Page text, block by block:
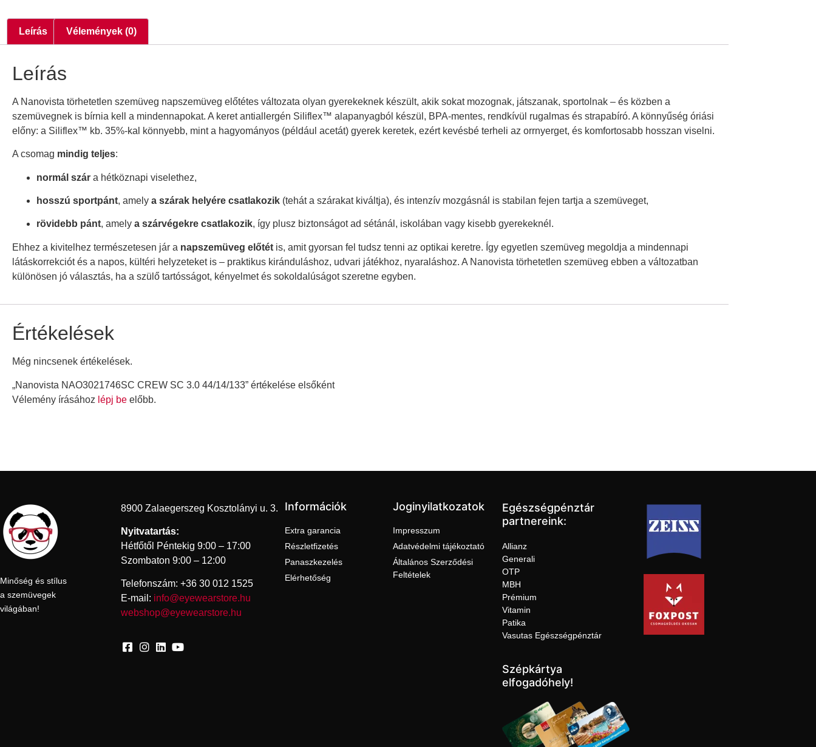
Leírás Vélemények (0)
Leírás
A Nanovista törhetetlen szemüveg napszemüveg előtétes változata olyan gyerekeknek készült, akik sokat mozognak, játszanak, sportolnak – és közben a
szemüvegnek is bírnia kell a mindennapokat. A keret antiallergén Siliflex™ alapanyagból készül, BPA-mentes, rendkívül rugalmas és strapabíró. A könnyűség óriási
előny: a Siliflex™ kb. 35%-kal könnyebb, mint a hagyományos (például acetát) gyerek keretek, ezért kevésbé terheli az orrnyerget, és komfortosabb hosszan viselni.
A csomag mindig teljes:
normál szár a hétköznapi viselethez,
hosszú sportpánt, amely a szárak helyére csatlakozik (tehát a szárakat kiváltja), és intenzív mozgásnál is stabilan fejen tartja a szemüveget,
rövidebb pánt, amely a szárvégekre csatlakozik, így plusz biztonságot ad sétánál, iskolában vagy kisebb gyerekeknél.
Ehhez a kivitelhez természetesen jár a napszemüveg előtét is, amit gyorsan fel tudsz tenni az optikai keretre. Így egyetlen szemüveg megoldja a mindennapi
látáskorrekciót és a napos, kültéri helyzeteket is – praktikus kiránduláshoz, udvari játékhoz, nyaraláshoz. A Nanovista törhetetlen szemüveg ebben a változatban
különösen jó választás, ha a szülő tartósságot, kényelmet és sokoldalúságot szeretne egyben.
Értékelések
Még nincsenek értékelések.
„Nanovista NAO3021746SC CREW SC 3.0 44/14/133” értékelése elsőként
Vélemény írásához lépj be előbb.
Minőség és stílus
a szemüvegek
világában!
8900 Zalaegerszeg Kosztolányi u. 3.
Nyitvatartás:
Hétfőtől Péntekig 9:00 – 17:00
Szombaton 9:00 – 12:00
Telefonszám: +36 30 012 1525
E-mail: info@eyewearstore.hu
webshop@eyewearstore.hu
Információk
Extra garancia
Részletfizetés
Panaszkezelés
Elérhetőség
Joginyilatkozatok
Impresszum
Adatvédelmi tájékoztató
Általános Szerződési
Feltételek
Egészségpénztár
partnereink:
Allianz
Generali
OTP
MBH
Prémium
Vitamin
Patika
Vasutas Egészségpénztár
Szépkártya
elfogadóhely!